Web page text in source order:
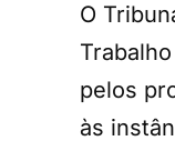
O
pelos
às